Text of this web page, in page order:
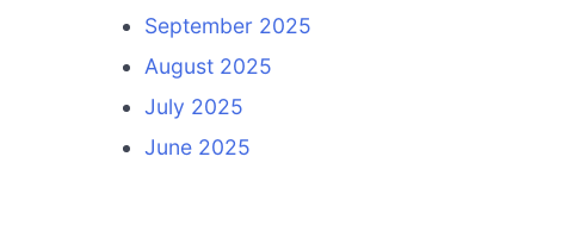
September 2025
August 2025
July 2025
June 2025